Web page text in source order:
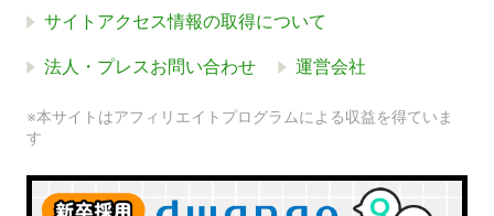
サイトアクセス情報の取得について
法人・プレスお問い合わせ 運営会社
※本サイトはアフィリエイトプログラムによる収益を得ていま
す